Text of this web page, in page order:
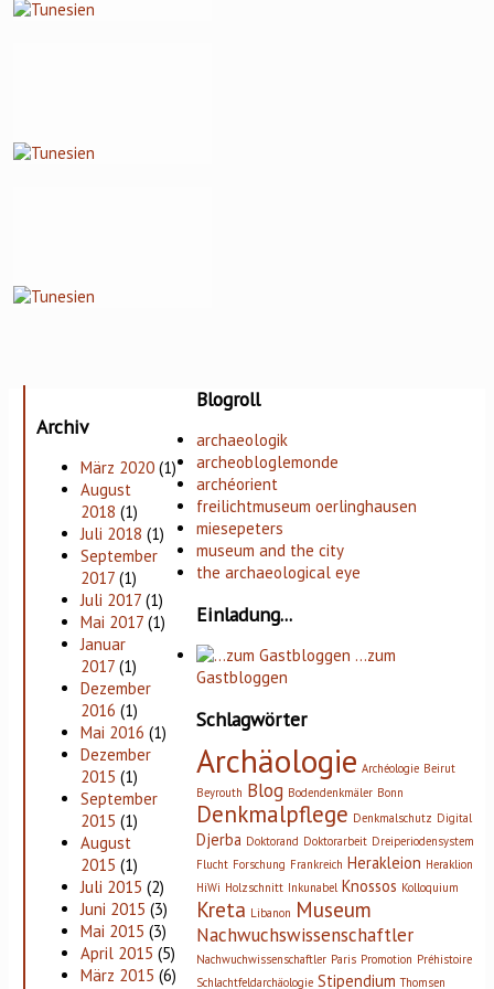
Archiv
März 2020 (1)
August
2018 (1)
Juli 2018 (1)
September
2017 (1)
Juli 2017 (1)
Mai 2017 (1)
Januar
2017 (1)
Dezember
2016 (1)
Mai 2016 (1)
Dezember
2015 (1)
September
2015 (1)
August
2015 (1)
Juli 2015 (2)
Juni 2015 (3)
Mai 2015 (3)
April 2015 (5)
März 2015 (6)
Blogroll
archaeologik
archeobloglemonde
archéorient
freilichtmuseum oerlinghausen
miesepeters
museum and the city
the archaeological eye
Einladung...
…zum
Gastbloggen
Schlagwörter
Archäologie Archéologie Beirut
Beyrouth Blog Bodendenkmäler Bonn
Denkmalpflege Denkmalschutz Digital
Djerba Doktorand Doktorarbeit Dreiperiodensystem
Flucht Forschung Frankreich Herakleion Heraklion
HiWi Holzschnitt Inkunabel Knossos Kolloquium
Kreta Libanon Museum
Nachwuchswissenschaftler
Nachwuchwissenschaftler Paris Promotion Préhistoire
Schlachtfeldarchäologie Stipendium Thomsen